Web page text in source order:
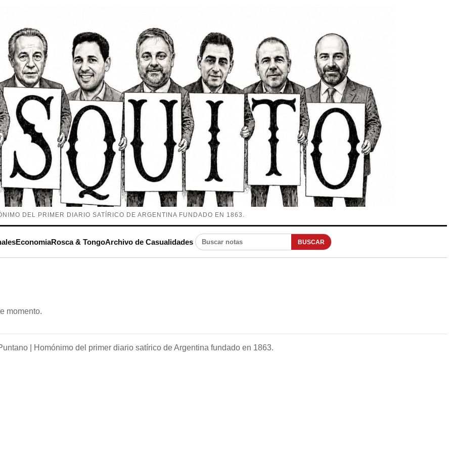
DEL PRIMER DIARIO SATÍRICO DE ARGENTINA FUNDADO EN 1863.
EconomiaRosca & TongoArchivo de Casualidades Buscar notas BUSCAR
momento.
| Homónimo del primer diario satírico de Argentina fundado en 1863.